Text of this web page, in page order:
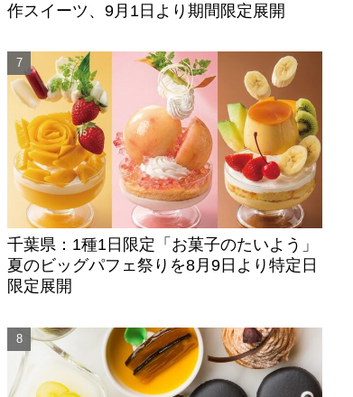
作スイーツ、9月1日より期間限定展開
千葉県：1種1日限定「お菓子のたいよう」
夏のビッグパフェ祭りを8月9日より特定日
限定展開